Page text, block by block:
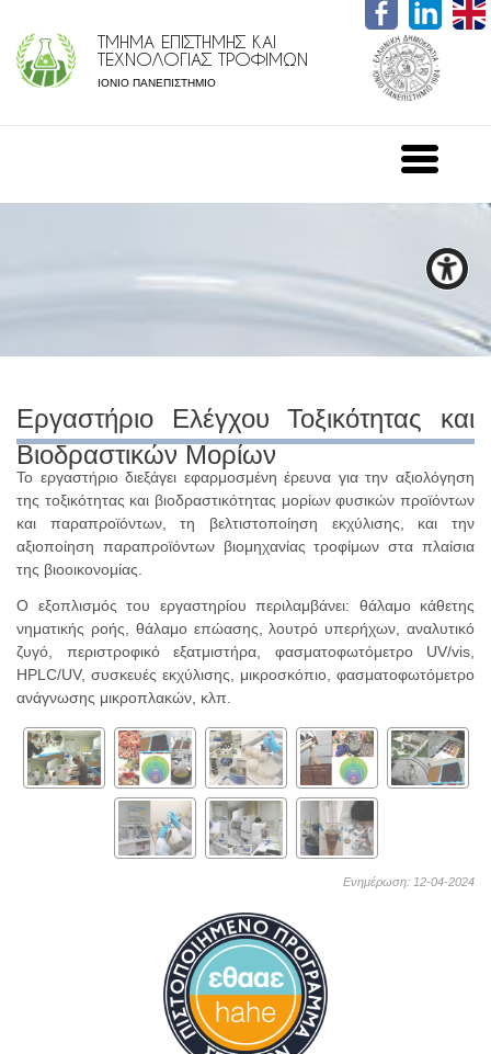
ΤΜΗΜΑ ΕΠΙΣΤΗΜΗΣ ΚΑΙ
ΤΕΧΝΟΛΟΓΙΑΣ ΤΡΟΦΙΜΩΝ
ΙΟΝΙΟ ΠΑΝΕΠΙΣΤΗΜΙΟ
Εργαστήριο Ελέγχου Τοξικότητας και
Βιοδραστικών Μορίων
Το εργαστήριο διεξάγει εφαρμοσμένη έρευνα για την αξιολόγηση
της τοξικότητας και βιοδραστικότητας μορίων φυσικών προϊόντων
και παραπροϊόντων, τη βελτιστοποίηση εκχύλισης, και την
αξιοποίηση παραπροϊόντων βιομηχανίας τροφίμων στα πλαίσια
της βιοοικονομίας.
Ο εξοπλισμός του εργαστηρίου περιλαμβάνει: θάλαμο κάθετης
νηματικής ροής, θάλαμο επώασης, λουτρό υπερήχων, αναλυτικό
ζυγό, περιστροφικό εξατμιστήρα, φασματοφωτόμετρο UV/vis,
HPLC/UV, συσκευές εκχύλισης, μικροσκόπιο, φασματοφωτόμετρο
ανάγνωσης μικροπλακών, κλπ.
Ενημέρωση: 12-04-2024